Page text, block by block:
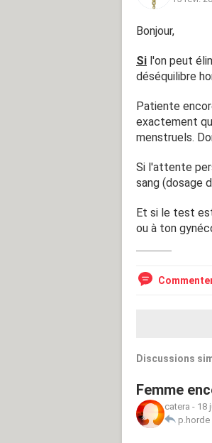
Comme lors
ainsi que ma
encore eut
2 jours avant
Je vous
Merci!!
Bonjour,
Si l'on peut
déséquilibre
Patiente
exactement
menstruels.
Si l'attente
sang (dosage
Et si le test
ou à ton
Discussions
Femme
catera - 18
p.horde